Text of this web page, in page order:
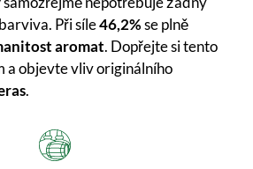
Při síle46,2%se plně
aromat. Dopřejte si tento
a objevte vliv originálního
.